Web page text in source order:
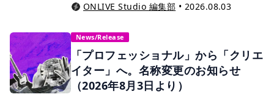
ONLIVE Studio 編集部 • 2026.08.03
News/Release
「プロフェッショナル」から「クリエ
イター」へ。名称変更のお知らせ
（2026年8月3日より）